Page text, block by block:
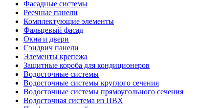
Фасадные системы
Реечные панели
Комплектующие элементы
Фальцевый фасад
Окна и двери
Сэндвич панели
Элементы крепежа
Защитные короба для кондиционеров
Водосточные системы
Водосточные системы круглого сечения
Водосточные системы прямоугольного сечения
Водосточная система из ПВХ